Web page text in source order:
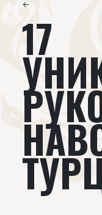
Авторы
Издательство
Проекты
Книги
←
17